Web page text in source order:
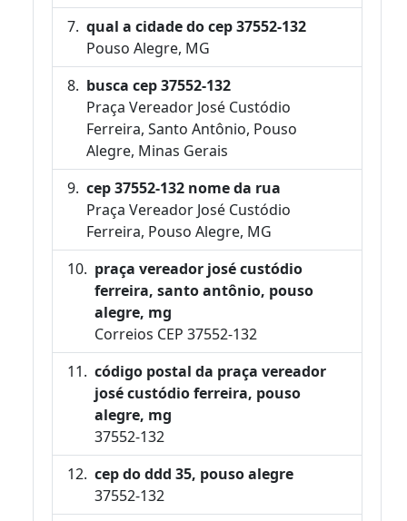
qual a cidade do cep 37552-132
Pouso Alegre, MG
busca cep 37552-132
Praça Vereador José Custódio
Ferreira, Santo Antônio, Pouso
Alegre, Minas Gerais
cep 37552-132 nome da rua
Praça Vereador José Custódio
Ferreira, Pouso Alegre, MG
praça vereador josé custódio
ferreira, santo antônio, pouso
alegre, mg
Correios CEP 37552-132
código postal da praça vereador
josé custódio ferreira, pouso
alegre, mg
37552-132
cep do ddd 35, pouso alegre
37552-132